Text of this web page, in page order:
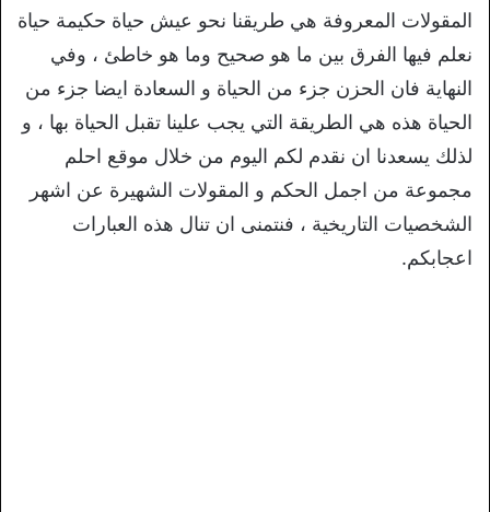
المقولات المعروفة هي طريقنا نحو عيش حياة حكيمة حياة
نعلم فيها الفرق بين ما هو صحيح وما هو خاطئ ، وفي
النهاية فان الحزن جزء من الحياة و السعادة ايضا جزء من
الحياة هذه هي الطريقة التي يجب علينا تقبل الحياة بها ، و
لذلك يسعدنا ان نقدم لكم اليوم من خلال موقع احلم
مجموعة من اجمل الحكم و المقولات الشهيرة عن اشهر
الشخصيات التاريخية ، فنتمنى ان تنال هذه العبارات
اعجابكم.